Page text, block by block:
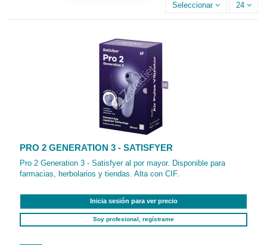
Seleccionar 24
PRO 2 GENERATION 3 - SATISFYER
Pro 2 Generation 3 - Satisfyer al por mayor. Disponible para
farmacias, herbolarios y tiendas. Alta con CIF.
Inicia sesión para ver precio
Soy profesional, regístrame